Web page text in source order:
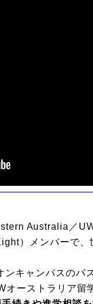
Australia／
）メンバーで
ンキャンパスのパ
オーストラリア留